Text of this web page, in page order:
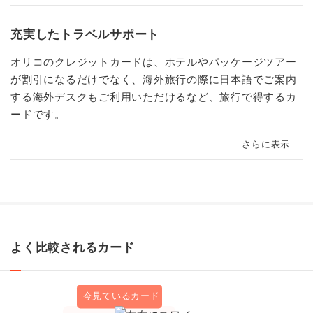
充実したトラベルサポート
オリコのクレジットカードは、ホテルやパッケージツアー
が割引になるだけでなく、海外旅行の際に日本語でご案内
する海外デスクもご利用いただけるなど、旅行で得するカ
ードです。
さらに表示
よく比較されるカード
今見ているカード